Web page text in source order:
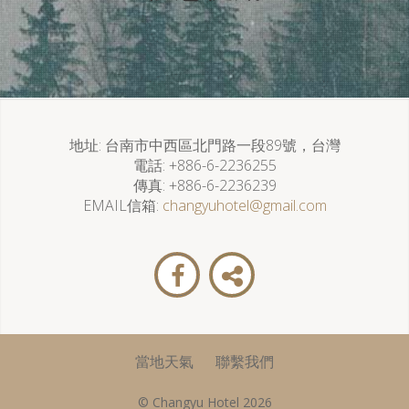
地址 台南市中西區北門路一段89號，台灣
電話 +886-6-2236255
傳真 +886-6-2236239
EMAIL信箱 changyuhotel@gmail.com
當地天氣 聯繫我們
© Changyu Hotel 2026